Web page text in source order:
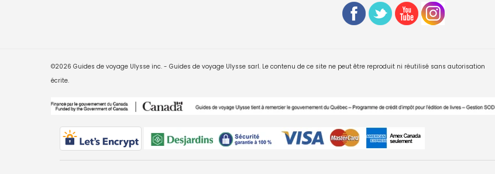
©2026 Guides de voyage Ulysse inc. - Guides de voyage Ulysse sarl. Le contenu de ce site ne peut être reproduit ni réutilisé sans autorisation
écrite.